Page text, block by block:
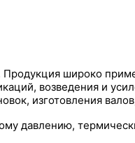
Продукция широко
возведения и
изготовления
давлению,